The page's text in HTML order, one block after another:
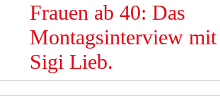
Frauen ab 40: Das
Montagsinterview mit
Sigi Lieb.